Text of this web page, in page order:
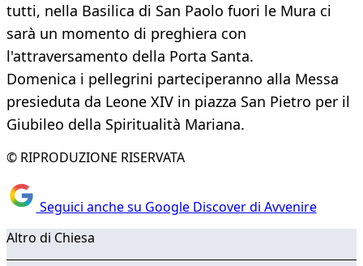
tutti, nella Basilica di San Paolo fuori le Mura ci
sarà un momento di preghiera con
l'attraversamento della Porta Santa.
Domenica i pellegrini parteciperanno alla Messa
presieduta da Leone XIV in piazza San Pietro per il
Giubileo della Spiritualità Mariana.
© RIPRODUZIONE RISERVATA
Seguici anche su Google Discover di Avvenire
Altro di Chiesa